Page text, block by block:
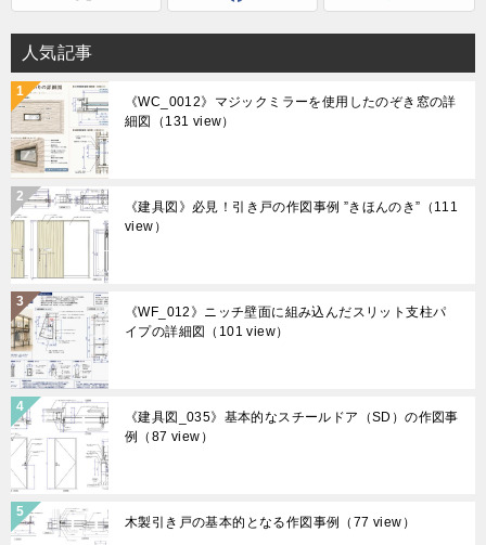
人気記事
《WC_0012》マジックミラーを使用したのぞき窓の詳
細図
（131 view）
《建具図》必見！引き戸の作図事例 ”きほんのき” （111
view）
《WF_012》ニッチ壁面に組み込んだスリット支柱パ
イプの詳細図 （101 view）
《建具図_035》基本的なスチールドア（SD）の作図事
例 （87 view）
木製引き戸の基本的となる作図事例 （77 view）